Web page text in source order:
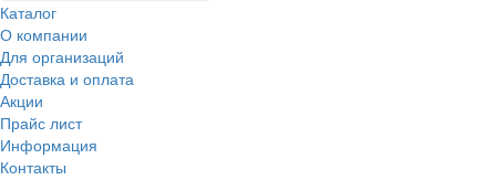
Каталог
О компании
Для организаций
Доставка и оплата
Акции
Прайс лист
Информация
Контакты